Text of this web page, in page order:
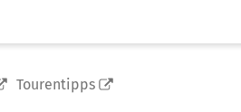
Tourentipps